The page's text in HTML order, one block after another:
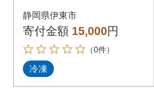
各8枚 伊豆・伊東の
干物詰め合わせ
静岡県伊東市
寄付金額 15,000円
（0件）
冷凍